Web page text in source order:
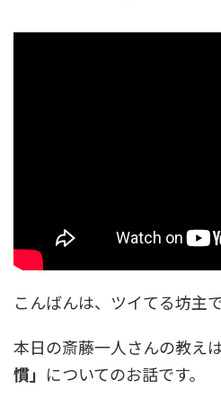
こんばんは、ツイてる坊主で
本日の斎藤一人さんの教えは
慣」 についてのお話です。